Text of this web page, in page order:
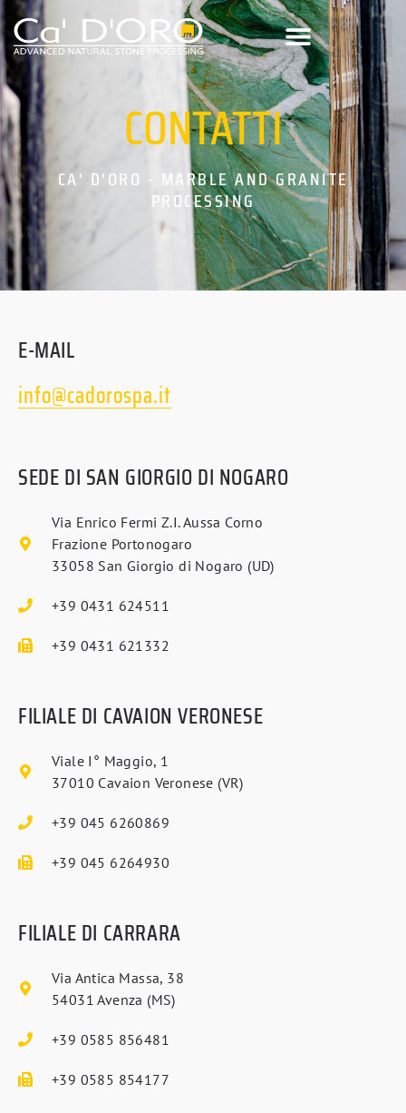
CONTATTI
CA' D'ORO - MARBLE AND GRANITE
PROCESSING
E-MAIL
info@cadorospa.it
SEDE DI SAN GIORGIO DI NOGARO
Via Enrico Fermi Z.I. Aussa Corno
Frazione Portonogaro
33058 San Giorgio di Nogaro (UD)
+39 0431 624511
+39 0431 621332
FILIALE DI CAVAION VERONESE
Viale I° Maggio, 1
37010 Cavaion Veronese (VR)
+39 045 6260869
+39 045 6264930
FILIALE DI CARRARA​
Via Antica Massa, 38
54031 Avenza (MS)
+39 0585 856481
+39 0585 854177